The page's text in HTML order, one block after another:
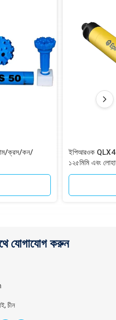
ক্রস/কন/
ইপিআরওক
১২৫মিমি এবং
১২-স্প্লাইন
যোগাযোগ করুন
চীন